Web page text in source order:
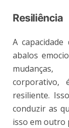
Resiliência
A
abalos
corporativo,
resiliente.
conduzir as
isso em outro